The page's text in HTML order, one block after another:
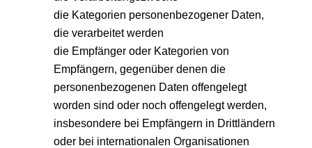
die Kategorien personenbezogener Daten,
die verarbeitet werden
die Empfänger oder Kategorien von
Empfängern, gegenüber denen die
personenbezogenen Daten offengelegt
worden sind oder noch offengelegt werden,
insbesondere bei Empfängern in Drittländern
oder bei internationalen Organisationen